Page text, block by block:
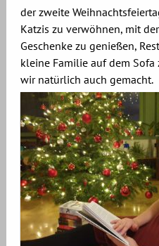
der zweite
Katzis zu verwöhnen, mit
Geschenke zu genießen,
kleine Familie auf dem
wir natürlich auch gemacht.